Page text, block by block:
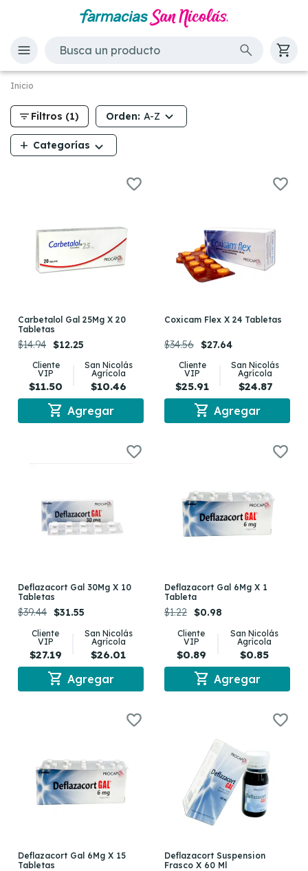
Inicio
filter_list Filtros (1) Orden: A-Z
add Categorías
Carbetalol Gal 25Mg X 20
Tabletas
$14.94 $12.25
Cliente
VIP
$11.50
San Nicolás
Agrícola
$10.46
shopping_cart Agregar
Coxicam Flex X 24 Tabletas
$34.56 $27.64
Cliente
VIP
$25.91
San Nicolás
Agrícola
$24.87
shopping_cart Agregar
Deflazacort Gal 30Mg X 10
Tabletas
$39.44 $31.55
Cliente
VIP
$27.19
San Nicolás
Agrícola
$26.01
shopping_cart Agregar
Deflazacort Gal 6Mg X 1
Tableta
$1.22 $0.98
Cliente
VIP
$0.89
San Nicolás
Agrícola
$0.85
shopping_cart Agregar
Deflazacort Gal 6Mg X 15
Tabletas
Deflazacort Suspension
Frasco X 60 Ml